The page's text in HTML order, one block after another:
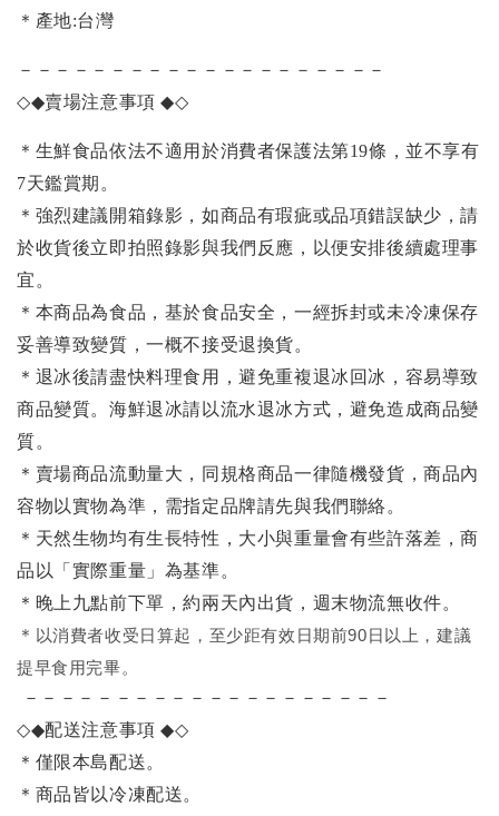
＊產地:台灣
－－－－－－－－－－－－－－－－－－－－
◇◆賣場注意事項◆◇
＊生鮮食品依法不適用於消費者保護法第19條，並不享有
7天鑑賞期。
＊強烈建議開箱錄影，如商品有瑕疵或品項錯誤缺少，請
於收貨後立即拍照錄影與我們反應，以便安排後續處理事
宜。
＊本商品為食品，基於食品安全，一經拆封或未冷凍保存
妥善導致變質，一概不接受退換貨。
＊退冰後請盡快料理食用，避免重複退冰回冰，容易導致
商品變質。海鮮退冰請以流水退冰方式，避免造成商品變
質。
＊賣場商品流動量大，同規格商品一律隨機發貨，商品內
容物以實物為準，需指定品牌請先與我們聯絡。
＊天然生物均有生長特性，大小與重量會有些許落差，商
品以「實際重量」為基準。
＊晚上九點前下單，約兩天內出貨，週末物流無收件。
＊ 以消費者收受日算起，至少距有效日期前90日以上，建議
提早食用完畢。
－－－－－－－－－－－－－－－－－－－－
◇◆配送注意事項◆◇
＊僅限本島配送。
＊商品皆以冷凍配送。